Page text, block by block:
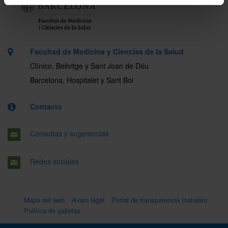
Facultad de Medicina y Ciencias de la Salud
Clínico, Bellvitge y Sant Joan de Déu
Barcelona, Hospitalet y Sant Boi
Contacto
Consultas y sugerencias
Redes sociales
Mapa del web Aviso legal
Portal de transparencia (catalán)
Política de galletas